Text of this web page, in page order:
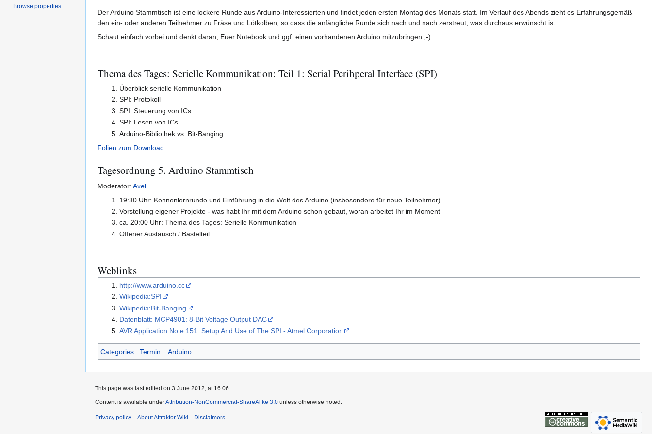
Der Arduino Stammtisch ist eine lockere Runde aus Arduino-Interessierten und findet jeden ersten Montag des Monats statt. Im Verlauf des Abends zieht es Erfahrungsgemäß
den ein- oder anderen Teilnehmer zu Fräse und Lötkolben, so dass die anfängliche Runde sich nach und nach zerstreut, was durchaus erwünscht ist.
Schaut einfach vorbei und denkt daran, Euer Notebook und ggf. einen vorhandenen Arduino mitzubringen ;-)
Thema des Tages: Serielle Kommunikation: Teil 1: Serial Perihperal Interface (SPI)
Überblick serielle Kommunikation
SPI: Protokoll
SPI: Steuerung von ICs
SPI: Lesen von ICs
Arduino-Bibliothek vs. Bit-Banging
Folien zum Download
Tagesordnung 5. Arduino Stammtisch
Moderator: Axel
19:30 Uhr: Kennenlernrunde und Einführung in die Welt des Arduino (insbesondere für neue Teilnehmer)
Vorstellung eigener Projekte - was habt Ihr mit dem Arduino schon gebaut, woran arbeitet Ihr im Moment
ca. 20:00 Uhr: Thema des Tages: Serielle Kommunikation
Offener Austausch / Bastelteil
Weblinks
http://www.arduino.cc
Wikipedia:SPI
Wikipedia:Bit-Banging
Datenblatt: MCP4901: 8-Bit Voltage Output DAC
AVR Application Note 151: Setup And Use of The SPI - Atmel Corporation
Categories: Termin Arduino
Browse properties
This page was last edited on 3 June 2012, at 16:06.
Content is available underAttribution-NonCommercial-ShareAlike 3.0 unless otherwise noted.
Privacy policy About Attraktor Wiki Disclaimers